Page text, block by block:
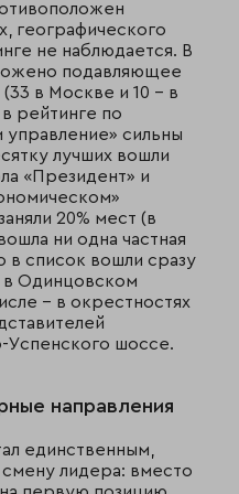
географического
не наблюдается. В
подавляющее
в Москве и 10 – в
рейтинге по
сильны
лучших вошли
«Президент» и
20% мест (в
ни одна частная
в список вошли сразу
в Одинцовском
– в окрестностях
Успенского шоссе.
направления
единственным,
лидера: вместо